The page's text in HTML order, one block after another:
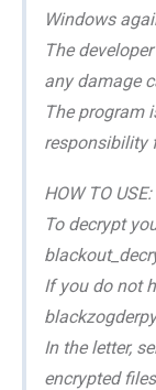
Windows
The
any damage
The program
responsibility
HOW TO USE:
To decrypt
If you do not
In the letter,
encrypted